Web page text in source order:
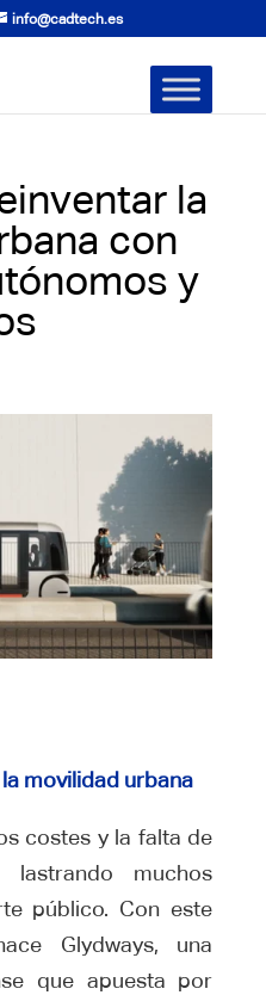
info@cadtech.es
la
con
y
movilidad urbana
costes y la falta de
lastrando muchos
público. Con este
Glydways, una
que apuesta por